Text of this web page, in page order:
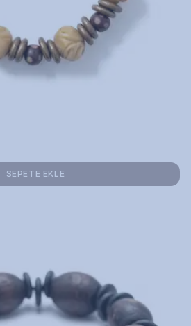
SEPETE EKLE